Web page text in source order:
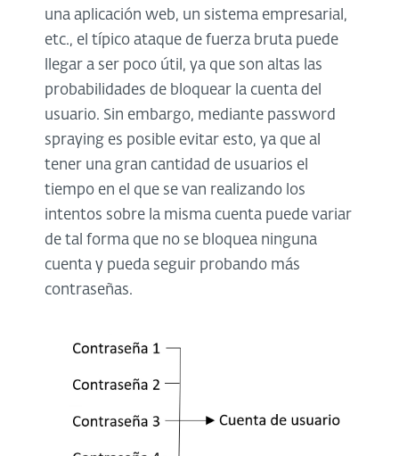
una aplicación web, un sistema empresarial,
etc., el típico ataque de fuerza bruta puede
llegar a ser poco útil, ya que son altas las
probabilidades de bloquear la cuenta del
usuario. Sin embargo, mediante password
spraying es posible evitar esto, ya que al
tener una gran cantidad de usuarios el
tiempo en el que se van realizando los
intentos sobre la misma cuenta puede variar
de tal forma que no se bloquea ninguna
cuenta y pueda seguir probando más
contraseñas.